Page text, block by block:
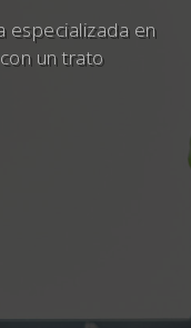
especializada en
un trato